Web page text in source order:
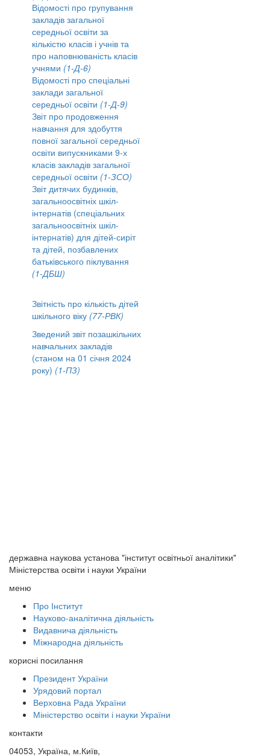
Відомості про групування
закладів загальної
середньої освіти за
кількістю класів і учнів та
про наповнюваність класів
учнями (1-Д-6)
Відомості про спеціальні
заклади загальної
середньої освіти (1-Д-9)
Звіт про продовження
навчання для здобуття
повної загальної середньої
освіти випускниками 9-х
класів закладів загальної
середньої освіти (1-ЗСО)
Звіт дитячих будинків,
загальноосвітніх шкіл-
інтернатів (спеціальних
загальноосвітніх шкіл-
інтернатів) для дітей-сиріт
та дітей, позбавлених
батьківського піклування
(1-ДБШ)
Звітність про кількість дітей
шкільного віку (77-РВК)
Зведений звіт позашкільних
навчальних закладів
(станом на 01 січня 2024
року) (1-ПЗ)
державна наукова установа "інститут освітньої аналітики"
Міністерства освіти і науки України
меню
Про Інститут
Науково-аналітична діяльність
Видавнича діяльність
Міжнародна діяльність
корисні посилання
Президент України
Урядовий портал
Верховна Рада України
Міністерство освіти і науки України
контакти
04053, Україна, м.Київ,